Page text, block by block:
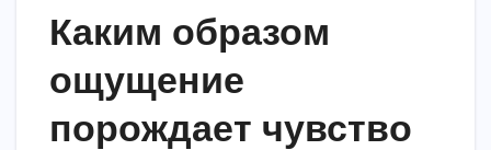
Каким образом
ощущение
порождает чувство